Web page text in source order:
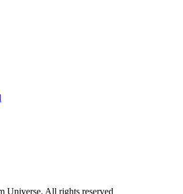
Universe. All rights reserved